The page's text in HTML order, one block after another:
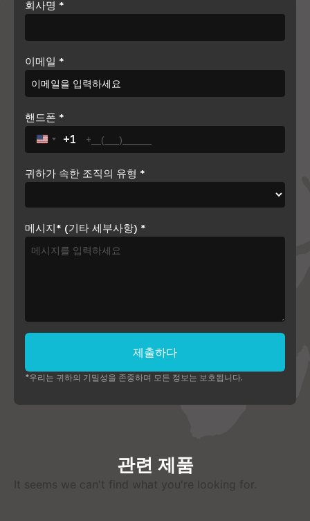
회사명 *
이메일 *
핸드폰 *
United States +1
+1
귀하가 속한 조직의 유형 *
메시지* (기타 세부사항) *
제출하다
*우리는 귀하의 기밀성을 존중하며 모든 정보는 보호됩니다.
관련 제품
It seems we can't find what you're looking for .